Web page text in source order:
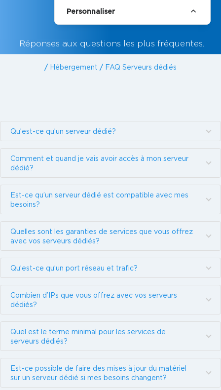
Réponses aux questions les plus fréquentes.
/ Hébergement / FAQ Serveurs dédiés
Qu’est-ce qu’un serveur dédié?
Comment et quand je vais avoir accès à mon serveur
dédié?
Est-ce qu’un serveur dédié est compatible avec mes
besoins?
Quelles sont les garanties de services que vous offrez
avec vos serveurs dédiés?
Qu’est-ce qu’un port réseau et trafic?
Combien d’IPs que vous offrez avec vos serveurs
dédiés?
Quel est le terme minimal pour les services de
serveurs dédiés?
Est-ce possible de faire des mises à jour du matériel
sur un serveur dédié si mes besoins changent?
Personnaliser